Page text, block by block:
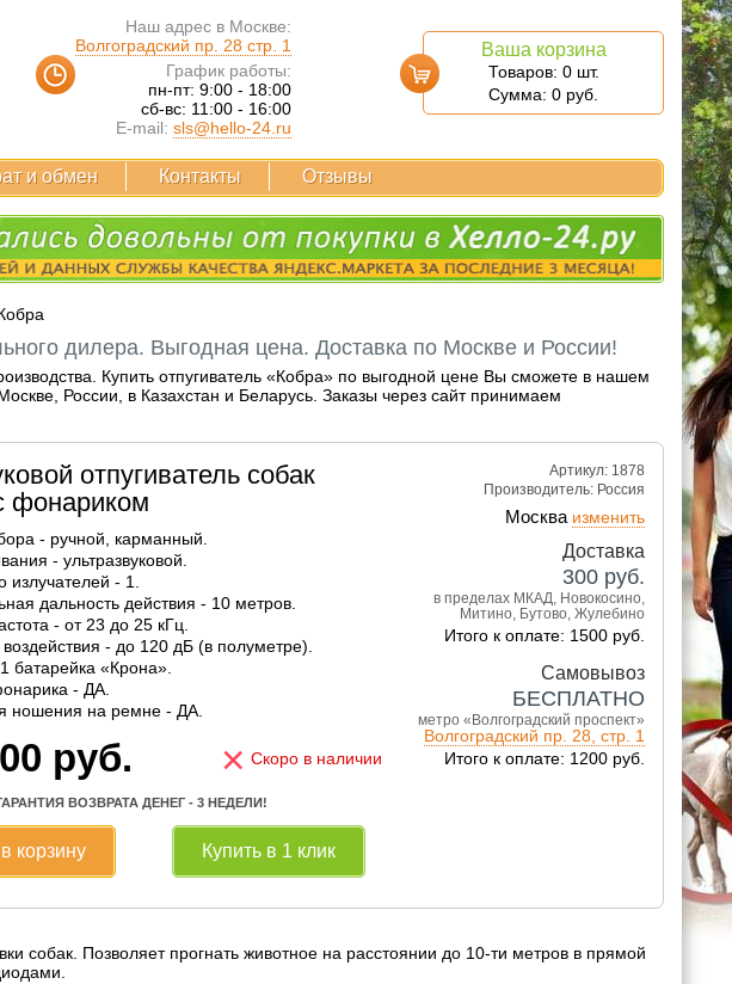
Наш адрес в Москве:
Волгоградский пр. 28 стр. 1
График работы:
пн-пт: 9:00 - 18:00
сб-вс: 11:00 - 16:00
E-mail: sls@hello-24.ru
Ваша корзина
Товаров: 0 шт.
Сумма: 0 руб.
и обмен Контакты Отзывы
дилера. Выгодная цена. Доставка по Москве и России!
Купить отпугиватель «Кобра» по выгодной цене Вы сможете в нашем
России, в Казахстан и Беларусь. Заказы через сайт принимаем
Артикул: 1878
Производитель: Россия
Москва изменить
Доставка
300 руб.
в пределах МКАД, Новокосино,
Митино, Бутово, Жулебино
Итого к оплате: 1500 руб.
Самовывоз
БЕСПЛАТНО
метро «Волгоградский проспект»
Волгоградский пр. 28, стр. 1
Итого к оплате: 1200 руб.
отпугиватель собак
фонариком
- ручной, карманный.
- ультразвуковой.
излучателей - 1.
дальность действия - 10 метров.
- от 23 до 25 кГц.
- до 120 дБ (в полуметре).
батарейка «Крона».
- ДА.
ношения на ремне - ДА.
руб. × Скоро в наличии
ВОЗВРАТА ДЕНЕГ - 3 НЕДЕЛИ!
корзину Купить в 1 клик
собак. Позволяет прогнать животное на расстоянии до 10-ти метров в прямой